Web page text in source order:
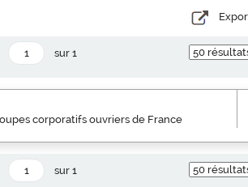
sur 1
corporatifs ouvriers de France
sur 1